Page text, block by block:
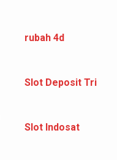
rubah 4d
Slot Deposit Tri
Slot Indosat